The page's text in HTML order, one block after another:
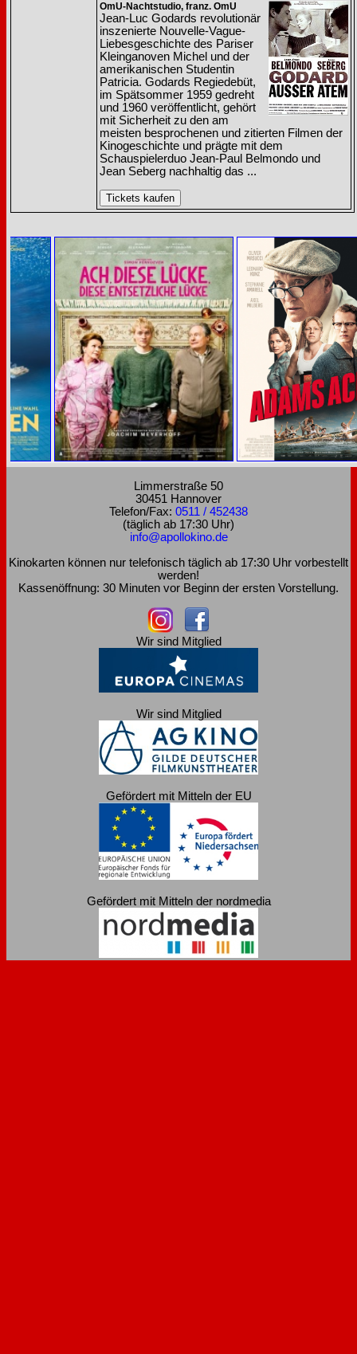
OmU-Nachtstudio, franz. OmU
Jean-Luc Godards revolutionär
inszenierte Nouvelle-Vague-
Liebesgeschichte des Pariser
Kleinganoven Michel und der
amerikanischen Studentin
Patricia. Godards Regiedebüt,
im Spätsommer 1959 gedreht
und 1960 veröffentlicht, gehört
mit Sicherheit zu den am
meisten besprochenen und zitierten Filmen der
Kinogeschichte und prägte mit dem
Schauspielerduo Jean-Paul Belmondo und
Jean Seberg nachhaltig das ...
Limmerstraße 50
30451 Hannover
Telefon/Fax: 0511 / 452438
(täglich ab 17:30 Uhr)
info@apollokino.de
Kinokarten können nur telefonisch täglich ab 17:30 Uhr vorbestellt
werden!
Kassenöffnung: 30 Minuten vor Beginn der ersten Vorstellung.
Wir sind Mitglied
Wir sind Mitglied
Gefördert mit Mitteln der EU
Gefördert mit Mitteln der nordmedia